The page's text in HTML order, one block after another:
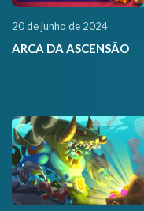
20 de junho de 2024
ARCA DA ASCENSÃO